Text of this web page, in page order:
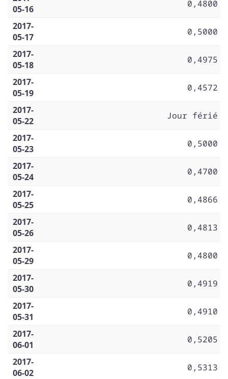
05-16
0,4800
2017-
05-17
0,5000
2017-
05-18
0,4975
2017-
05-19
0,4572
2017-
05-22
Jour férié
2017-
05-23
0,5000
2017-
05-24
0,4700
2017-
05-25
0,4866
2017-
05-26
0,4813
2017-
05-29
0,4800
2017-
05-30
0,4919
2017-
05-31
0,4910
2017-
06-01
0,5205
2017-
06-02
0,5313